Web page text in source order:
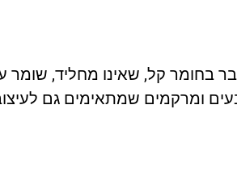
בחומר קל, שאינו מחליד, שומר
ומרקמים שמתאימים גם